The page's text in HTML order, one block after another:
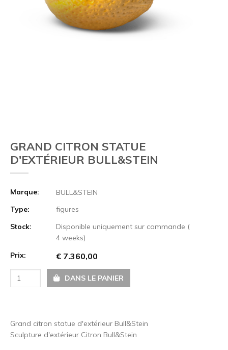
GRAND CITRON STATUE
D'EXTÉRIEUR BULL&STEIN
Marque:
BULL&STEIN
Type:
figures
Stock:
Disponible uniquement sur commande (
4 weeks)
Prix:
€ 7.360,00
DANS LE PANIER
Grand citron statue d'extérieur Bull&Stein
Sculpture d'extérieur Citron Bull&Stein